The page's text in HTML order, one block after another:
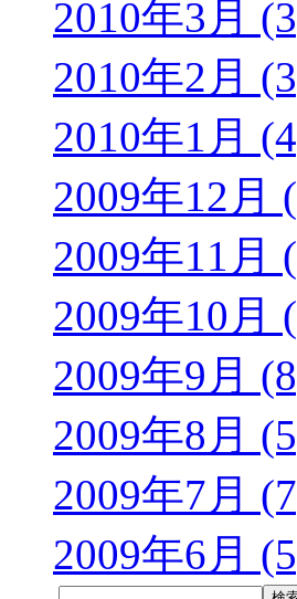
2010年3月
2010年2月
2010年1月
2009年12月
2009年11月
2009年10月
2009年9月
2009年8月
2009年7月
2009年6月